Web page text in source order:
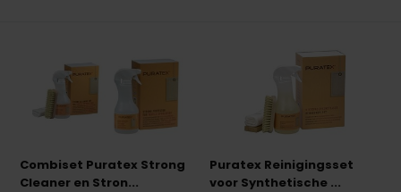
Combiset Puratex Strong
Cleaner en Stron...
Puratex Reinigingsset
voor Synthetische ...